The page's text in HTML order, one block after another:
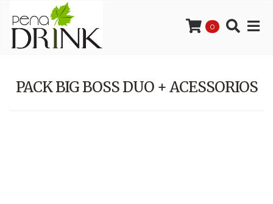
0
PACK BIG BOSS DUO + ACESSORIOS